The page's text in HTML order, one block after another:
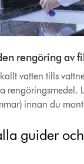
rengöring av
vatten tills
rengöringsmedel.
innan du
guider